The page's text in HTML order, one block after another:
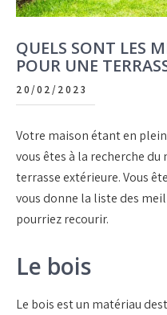
QUELS SONT LES
POUR UNE
20/02/2023
Votre maison étant en
vous êtes à la recherche
terrasse extérieure. Vous
vous donne la liste des
pourriez recourir.
Le bois
Le bois est un matériau